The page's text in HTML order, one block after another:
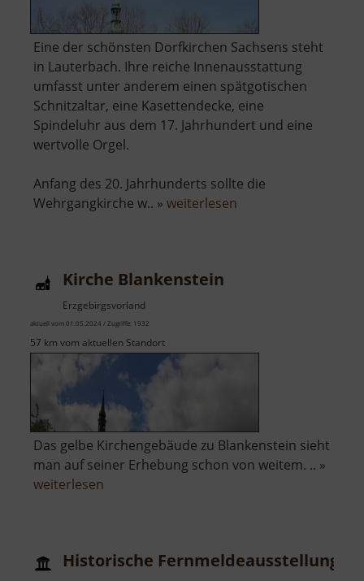
Eine der schönsten Dorfkirchen Sachsens steht
in Lauterbach. Ihre reiche Innenausstattung
umfasst unter anderem einen spätgotischen
Schnitzaltar, eine Kasettendecke, eine
Spindeluhr aus dem 17. Jahrhundert und eine
wertvolle Orgel.
Anfang des 20. Jahrhunderts sollte die
Wehrgangkirche w.. » weiterlesen
Kirche Blankenstein
Erzgebirgsvorland
aktuell vom 01.05.2024 / Zugriffe: 1932
57 km vom aktuellen Standort
Das gelbe Kirchengebäude zu Blankenstein sieht
man auf seiner Erhebung schon von weitem. .. »
weiterlesen
Historische Fernmeldeausstellung